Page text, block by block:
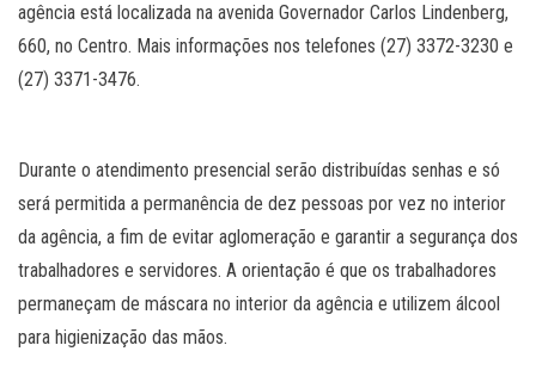
agência está localizada na avenida Governador Carlos Lindenberg,
660, no Centro. Mais informações nos telefones (27) 3372-3230 e
(27) 3371-3476.
Durante o atendimento presencial serão distribuídas senhas e só
será permitida a permanência de dez pessoas por vez no interior
da agência, a fim de evitar aglomeração e garantir a segurança dos
trabalhadores e servidores. A orientação é que os trabalhadores
permaneçam de máscara no interior da agência e utilizem álcool
para higienização das mãos.